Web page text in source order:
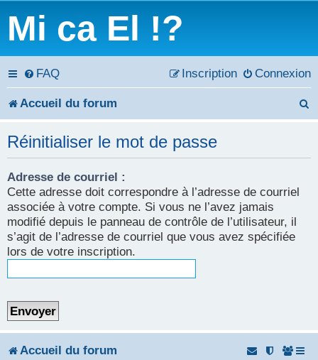
Mi ca El !?
FAQ Connexion
Inscription
Accueil du forum
r
Réinitialiser le mot de passe
Adresse de courriel :
Cette adresse doit correspondre à l’adresse de courriel
associée à votre compte. Si vous ne l’avez jamais
modifié depuis le panneau de contrôle de l’utilisateur, il
s’agit de l’adresse de courriel que vous avez spécifiée
lors de votre inscription.
Accueil du forum